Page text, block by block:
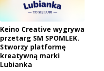
Keino Creative wygrywa
przetarg SM SPOMLEK.
Stworzy platformę
kreatywną marki
Lubianka